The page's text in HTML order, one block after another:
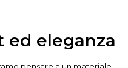
ed eleganza
pensare a un materiale